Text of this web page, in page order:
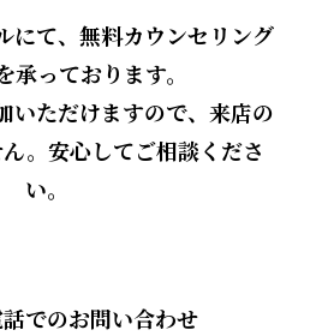
にて、無料カウンセリング
承っております。
いただけますので、来店の
。安心してご相談くださ
い。
でのお問い合わせ